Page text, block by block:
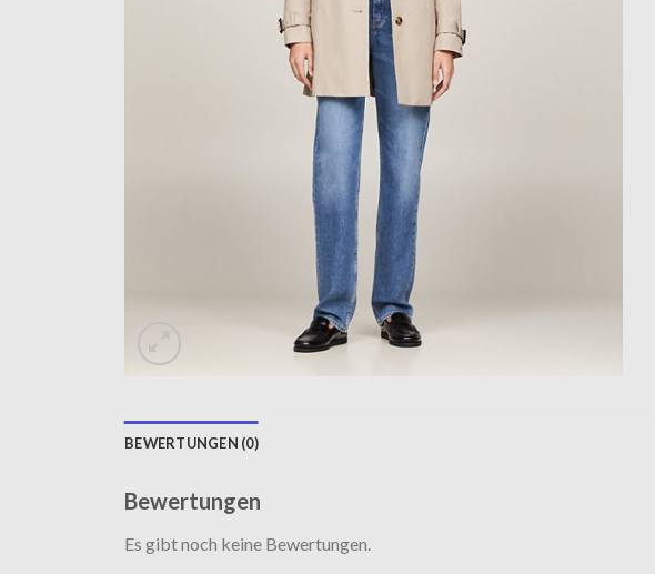
BEWERTUNGEN (0)
Bewertungen
Es gibt noch keine Bewertungen.